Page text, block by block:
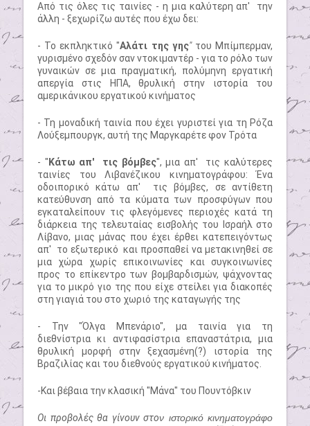
Από τις όλες τις ταινίες - η μια καλύτερη απ' την
άλλη - ξεχωρίζω αυτές που έχω δει:
- Το εκπληκτικό "Αλάτι της γης" του Μπίμπερμαν,
γυρισμένο σχεδόν σαν ντοκιμαντέρ - για το ρόλο των
γυναικών σε μια πραγματική, πολύμηνη εργατική
απεργία στις ΗΠΑ, θρυλική στην ιστορία του
αμερικάνικου εργατικού κινήματος
- Τη μοναδική ταινία που έχει γυριστεί για τη Ρόζα
Λούξεμπουργκ, αυτή της Μαργκαρέτε φον Τρότα
- " Κάτω απ' τις βόμβες", μια απ' τις καλύτερες
ταινίες του Λιβανέζικου κινηματογράφου: Ένα
οδοιπορικό κάτω απ' τις βόμβες, σε αντίθετη
κατεύθυνση από τα κύματα των προσφύγων που
εγκαταλείπουν τις φλεγόμενες περιοχές κατά τη
διάρκεια της τελευταίας εισβολής του Ισραήλ στο
Λίβανο, μιας μάνας που έχει έρθει κατεπειγόντως
απ' το εξωτερικό και προσπαθεί να μετακινηθεί σε
μια χώρα χωρίς επικοινωνίες και συγκοινωνίες
προς το επίκεντρο των βομβαρδισμών, ψάχνοντας
για το μικρό γιο της που είχε στείλει για διακοπές
στη γιαγιά του στο χωριό της καταγωγής της
- Την "Όλγα Μπενάριο", μα ταινία για τη
διεθνίστρια κι αντιφασίστρια επαναστάτρια, μια
θρυλική μορφή στην ξεχασμένη(?) ιστορία της
Βραζιλίας και του διεθνούς εργατικού κινήματος.
-Και βέβαια την κλασική "Μάνα" του Πουντόβκιν
Οι προβολές θα γίνουν στον ιστορικό κινηματογράφο